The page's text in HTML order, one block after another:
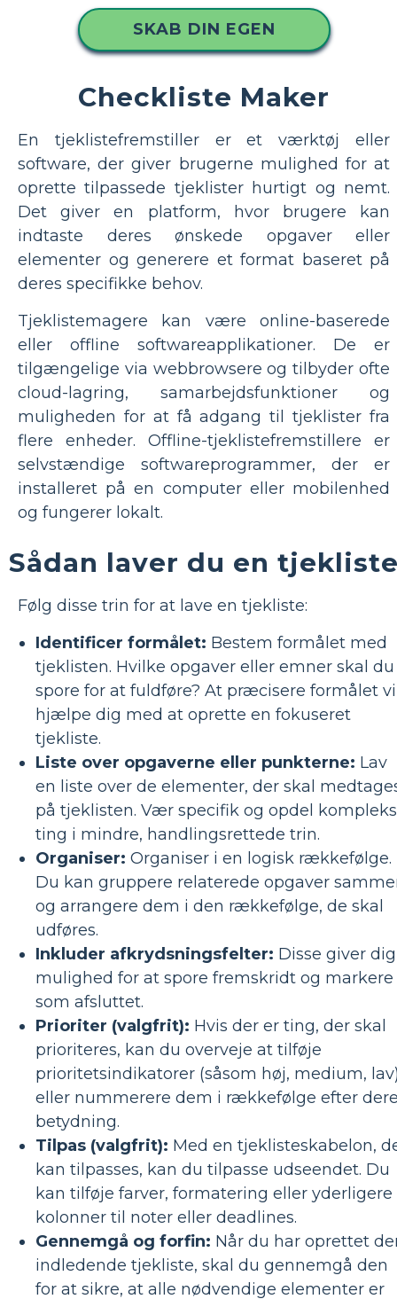
SKAB DIN EGEN
Checkliste Maker
En tjeklistefremstiller er et værktøj eller
software, der giver brugerne mulighed for at
oprette tilpassede tjeklister hurtigt og nemt.
Det giver en platform, hvor brugere kan
indtaste deres ønskede opgaver eller
elementer og generere et format baseret på
deres specifikke behov.
Tjeklistemagere kan være online-baserede
eller offline softwareapplikationer. De er
tilgængelige via webbrowsere og tilbyder ofte
cloud-lagring, samarbejdsfunktioner og
muligheden for at få adgang til tjeklister fra
flere enheder. Offline-tjeklistefremstillere er
selvstændige softwareprogrammer, der er
installeret på en computer eller mobilenhed
og fungerer lokalt.
Sådan laver du en
Følg disse trin for at lave en tjekliste:
Identificer formålet: Bestem formålet med
tjeklisten. Hvilke opgaver eller emner skal du
spore for at fuldføre? At præcisere formålet
hjælpe dig med at oprette en fokuseret
tjekliste.
Liste over opgaverne eller punkterne: Lav
en liste over de elementer, der skal
på tjeklisten. Vær specifik og opdel
ting i mindre, handlingsrettede trin.
Organiser: Organiser i en logisk rækkefølge.
Du kan gruppere relaterede opgaver
og arrangere dem i den rækkefølge, de skal
udføres.
Inkluder afkrydsningsfelter: Disse giver dig
mulighed for at spore fremskridt og markere
som afsluttet.
Prioriter (valgfrit): Hvis der er ting, der skal
prioriteres, kan du overveje at tilføje
prioritetsindikatorer (såsom høj, medium,
eller nummerere dem i rækkefølge efter
betydning.
Tilpas (valgfrit): Med en tjeklisteskabelon,
kan tilpasses, kan du tilpasse udseendet. Du
kan tilføje farver, formatering eller yderligere
kolonner til noter eller deadlines.
Gennemgå og forfin: Når du har oprettet
indledende tjekliste, skal du gennemgå den
for at sikre, at alle nødvendige elementer er